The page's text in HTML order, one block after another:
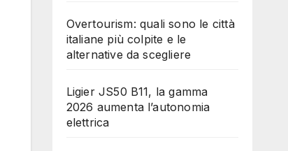
Overtourism: quali sono le città
italiane più colpite e le
alternative da scegliere
Ligier JS50 B11, la gamma
2026 aumenta l’autonomia
elettrica